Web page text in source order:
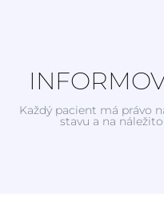
Každý pacient má právo
stavu a na